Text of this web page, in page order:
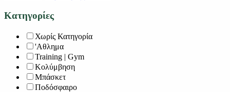
Κατηγορίες
Χωρίς Κατηγορία
'Αθλημα
Training | Gym
Κολύμβηση
Μπάσκετ
Ποδόσφαιρο